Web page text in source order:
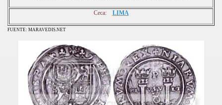
Ceca: LIMA
FUENTE: MARAVEDIS.NET